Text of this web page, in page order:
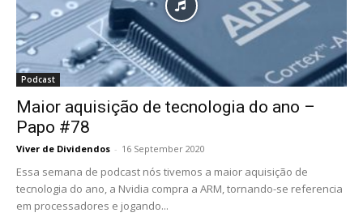
Podcast
Maior aquisição de tecnologia do ano –
Papo #78
Viver de Dividendos - 16 September 2020
Essa semana de podcast nós tivemos a maior aquisição de
tecnologia do ano, a Nvidia compra a ARM, tornando-se referencia
em processadores e jogando...